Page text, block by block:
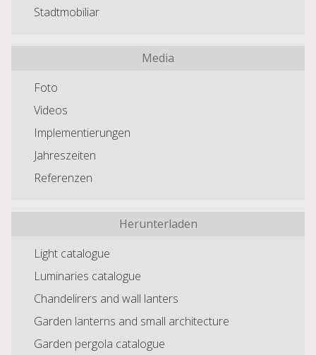
Stadtmobiliar
Media
Foto
Videos
Implementierungen
Jahreszeiten
Referenzen
Herunterladen
Light catalogue
Luminaries catalogue
Chandelirers and wall lanters
Garden lanterns and small architecture
Garden pergola catalogue